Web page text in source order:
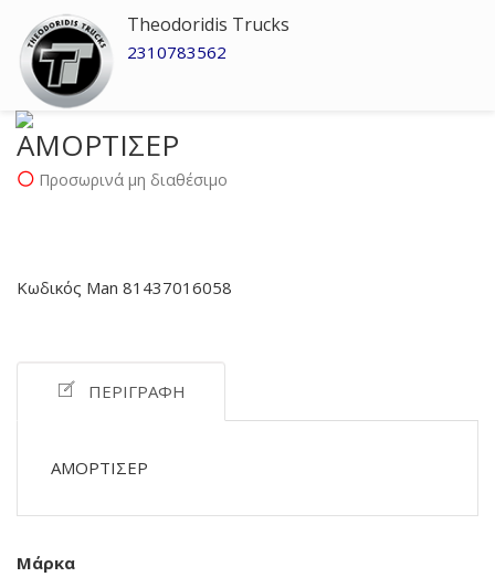
Theodoridis Trucks
2310783562
ΑΜΟΡΤΙΣΕΡ
Προσωρινά μη διαθέσιμο
Κωδικός Man 81437016058
ΠΕΡΙΓΡΑΦΉ
ΑΜΟΡΤΙΣΕΡ
Μάρκα